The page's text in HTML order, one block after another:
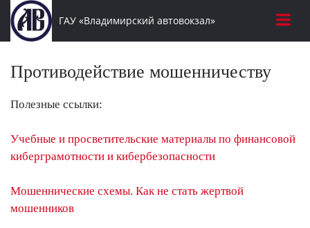
ГАУ «Владимирский автовокзал»
Противодействие мошенничеству
Полезные ссылки:
Учебные и просветительские материалы по финансовой
киберграмотности и кибербезопасности
Мошеннические схемы. Как не стать жертвой
мошенников